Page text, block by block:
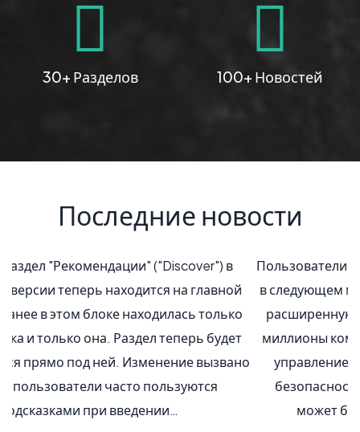
30+ Разделов 100+ Новостей
Последние новости
Пользователи Windows XP должны принять решение
в следующем месяце. Когда Microsoft заканчивается
расширенную поддержку операционной системы,
миллионы компьютерных систем, работающих под
управлением XP не будет получать обновления
безопасности больше от компании. Хотя это не
может быть проблемой, в зависимости…